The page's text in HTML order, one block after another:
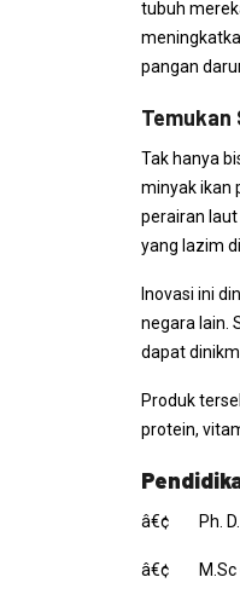
tubuh
pangan
Temukan
Tak hanya
minyak ikan
perairan
yang lazim
Inovasi ini
negara lain.
dapat
Produk
protein,
â€¢ Ph. D.
â€¢ M.Sc